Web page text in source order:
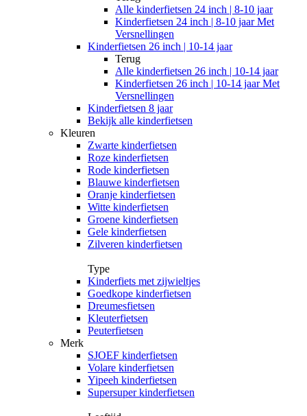
Alle kinderfietsen 24 inch | 8-10 jaar
Kinderfietsen 24 inch | 8-10 jaar Met
Versnellingen
Kinderfietsen 26 inch | 10-14 jaar
Terug
Alle kinderfietsen 26 inch | 10-14 jaar
Kinderfietsen 26 inch | 10-14 jaar Met
Versnellingen
Kinderfietsen 8 jaar
Bekijk alle kinderfietsen
Kleuren
Zwarte kinderfietsen
Roze kinderfietsen
Rode kinderfietsen
Blauwe kinderfietsen
Oranje kinderfietsen
Witte kinderfietsen
Groene kinderfietsen
Gele kinderfietsen
Zilveren kinderfietsen
Type
Kinderfiets met zijwieltjes
Goedkope kinderfietsen
Dreumesfietsen
Kleuterfietsen
Peuterfietsen
Merk
SJOEF kinderfietsen
Volare kinderfietsen
Yipeeh kinderfietsen
Supersuper kinderfietsen